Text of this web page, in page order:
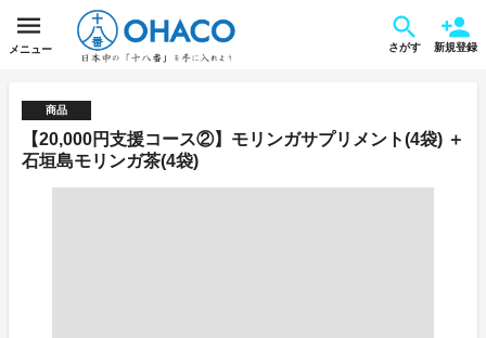
メニュー さがす 新規登録
商品
【20,000円支援コース②】モリンガサプリメント(4袋) ＋
石垣島モリンガ茶(4袋)